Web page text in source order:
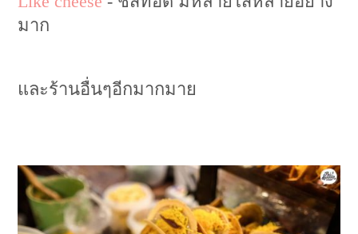
มาก
และร้านอื่นๆอีกมากมาย